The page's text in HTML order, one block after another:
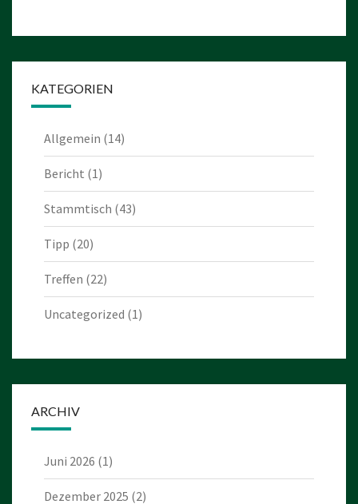
KATEGORIEN
Allgemein (14)
Bericht (1)
Stammtisch (43)
Tipp (20)
Treffen (22)
Uncategorized (1)
ARCHIV
Juni 2026 (1)
Dezember 2025 (2)